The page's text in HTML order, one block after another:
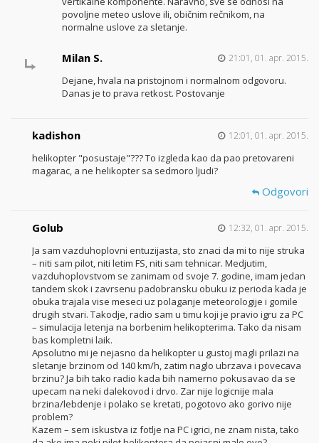
povoljne meteo uslove ili, običnim rečnikom, na
normalne uslove za sletanje.
Milan S. 21:01, 01. apr. 2015.
Dejane, hvala na pristojnom i normalnom odgovoru.
Danas je to prava retkost. Postovanje
kadishon 12:01, 01. apr. 2015.
helikopter "posustaje"??? To izgleda kao da pao pretovareni
magarac, a ne helikopter sa sedmoro ljudi?
Odgovori
Golub 12:32, 01. apr. 2015.
Ja sam vazduhoplovni entuzijasta, sto znaci da mi to nije struka
– niti sam pilot, niti letim FS, niti sam tehnicar. Medjutim,
vazduhoplovstvom se zanimam od svoje 7. godine, imam jedan
tandem skok i zavrsenu padobransku obuku iz perioda kada je
obuka trajala vise meseci uz polaganje meteorologije i gomile
drugih stvari. Takodje, radio sam u timu koji je pravio igru za PC
– simulacija letenja na borbenim helikopterima. Tako da nisam
bas kompletni laik.
Apsolutno mi je nejasno da helikopter u gustoj magli prilazi na
sletanje brzinom od 140 km/h, zatim naglo ubrzava i povecava
brzinu? Ja bih tako radio kada bih namerno pokusavao da se
upecam na neki dalekovod i drvo. Zar nije logicnije mala
brzina/lebdenje i polako se kretati, pogotovo ako gorivo nije
problem?
Kazem – sem iskustva iz fotlje na PC igrici, ne znam nista, tako